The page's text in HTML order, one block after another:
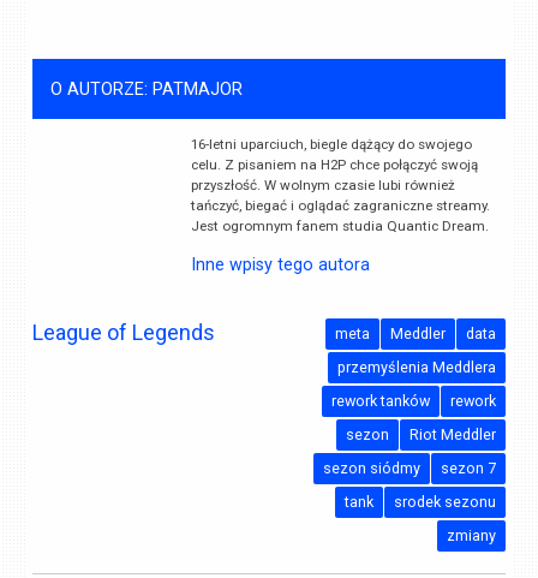
O AUTORZE: PATMAJOR
16-letni uparciuch, biegle dążący do swojego
celu. Z pisaniem na H2P chce połączyć swoją
przyszłość. W wolnym czasie lubi również
tańczyć, biegać i oglądać zagraniczne streamy.
Jest ogromnym fanem studia Quantic Dream.
Inne wpisy tego autora
League of Legends data
Meddler
meta
przemyślenia Meddlera
rework
rework tanków
Riot Meddler
sezon
sezon 7
sezon siódmy
srodek sezonu
tank
zmiany